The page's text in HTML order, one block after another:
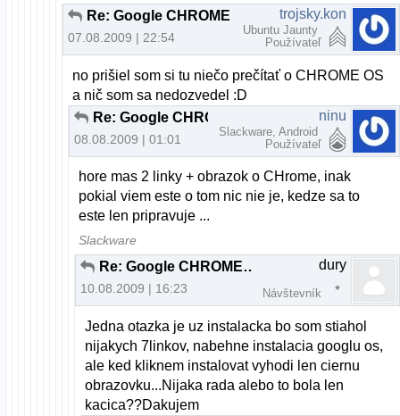
07.08.2009 | 22:54
trojsky.kon
Ubuntu Jaunty
Používateľ
no prišiel som si tu niečo prečítať o CHROME OS
a nič som sa nedozvedel :D
08.08.2009 | 01:01
ninu
Slackware, Android
Používateľ
hore mas 2 linky + obrazok o CHrome, inak
pokial viem este o tom nic nie je, kedze sa to
este len pripravuje ...
Slackware
Re: Google CHROME OS v2.00 beta
10.08.2009 | 16:23
dury
Návštevník
Jedna otazka je uz instalacka bo som stiahol
nijakych 7linkov, nabehne instalacia googlu os,
ale ked kliknem instalovat vyhodi len ciernu
obrazovku...Nijaka rada alebo to bola len
kacica??Dakujem